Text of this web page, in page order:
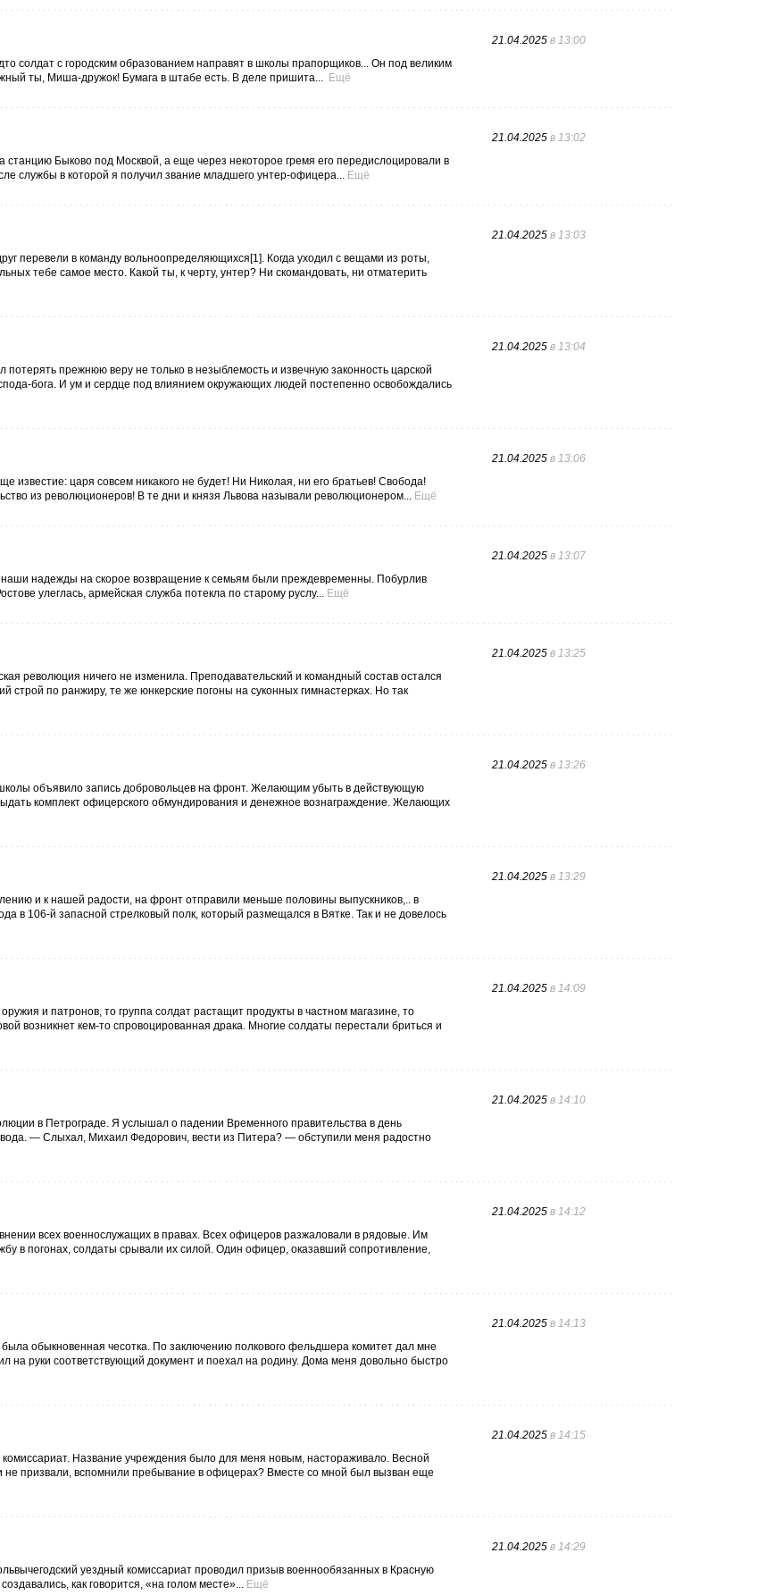
солдат с городским образованием направят в школы прапорщиков... Он под великим
ты, Миша-дружок! Бумага в штабе есть. В деле пришита... Ещё
21.04.2025 в 13:00
Быково под Москвой, а еще через некоторое гремя его передислоцировали в
службы в которой я получил звание младшего унтер-офицера... Ещё
21.04.2025 в 13:02
перевели в команду вольноопределяющихся[1]. Когда уходил с вещами из роты,
тебе самое место. Какой ты, к черту, унтер? Ни скомандовать, ни отматерить
21.04.2025 в 13:03
прежнюю веру не только в незыблемость и извечную законность царской
бога. И ум и сердце под влиянием окружающих людей постепенно освобождались
21.04.2025 в 13:04
известие: царя совсем никакого не будет! Ни Николая, ни его братьев! Свобода!
из революционеров! В те дни и князя Львова называли революционером... Ещё
21.04.2025 в 13:06
надежды на скорое возвращение к семьям были преждевременны. Побурлив
улеглась, армейская служба потекла по старому руслу... Ещё
21.04.2025 в 13:07
революция ничего не изменила. Преподавательский и командный состав остался
строй по ранжиру, те же юнкерские погоны на суконных гимнастерках. Но так
21.04.2025 в 13:25
объявило запись добровольцев на фронт. Желающим убыть в действующую
комплект офицерского обмундирования и денежное вознаграждение. Желающих
21.04.2025 в 13:26
и к нашей радости, на фронт отправили меньше половины выпускников,.. в
в 106-й запасной стрелковый полк, который размещался в Вятке. Так и не довелось
21.04.2025 в 13:29
и патронов, то группа солдат растащит продукты в частном магазине, то
возникнет кем-то спровоцированная драка. Многие солдаты перестали бриться и
21.04.2025 в 14:09
в Петрограде. Я услышал о падении Временного правительства в день
— Слыхал, Михаил Федорович, вести из Питера? — обступили меня радостно
21.04.2025 в 14:10
всех военнослужащих в правах. Всех офицеров разжаловали в рядовые. Им
в погонах, солдаты срывали их силой. Один офицер, оказавший сопротивление,
21.04.2025 в 14:12
была обыкновенная чесотка. По заключению полкового фельдшера комитет дал мне
на руки соответствующий документ и поехал на родину. Дома меня довольно быстро
21.04.2025 в 14:13
Название учреждения было для меня новым, настораживало. Весной
призвали, вспомнили пребывание в офицерах? Вместе со мной был вызван еще
21.04.2025 в 14:15
уездный комиссариат проводил призыв военнообязанных в Красную
как говорится, «на голом месте»... Ещё
21.04.2025 в 14:29